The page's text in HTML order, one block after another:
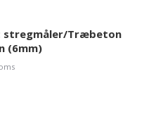
stregmåler/Træbeton
(6mm)